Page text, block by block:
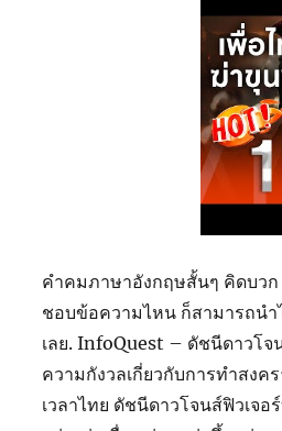
คำคมภาษาอังกฤษสั้นๆ คิดบวก
ชอบข้อความไหน ก็สามารถนำ
เลย. InfoQuest – ดัชนีดาวโ
ความกังวลเกี่ยวกับการทำสงค
เวลาไทย ดัชนีดาวโจนส์ฟิวเจ